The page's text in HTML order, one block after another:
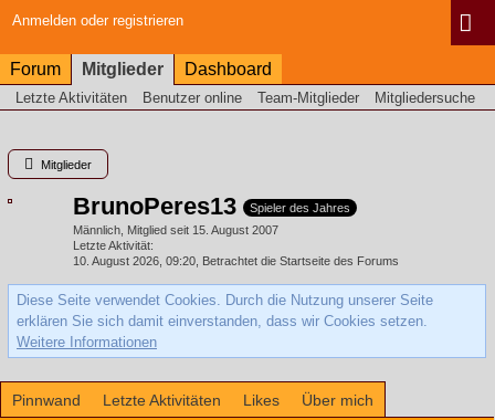
Anmelden oder registrieren
Forum Mitglieder Dashboard
Letzte Aktivitäten Benutzer online Team-Mitglieder Mitgliedersuche
Mitglieder
BrunoPeres13
Spieler des Jahres
Männlich Mitglied seit 15. August 2007
Letzte Aktivität
10. August 2026, 09:20 , Betrachtet die Startseite des Forums
Diese Seite verwendet Cookies. Durch die Nutzung unserer Seite
erklären Sie sich damit einverstanden, dass wir Cookies setzen.
Weitere Informationen
Pinnwand Letzte Aktivitäten Likes Über mich